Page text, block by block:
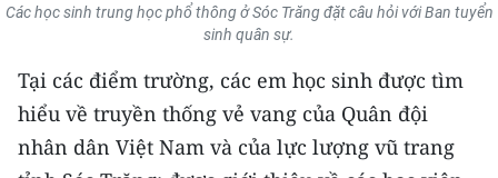
BẠN ĐỌC
KIỂM CHỨNG THÔNG TIN
TRI THỨC CHUYÊN SÂU
Các học sinh trung học phổ thông ở Sóc Trăng đặt câu hỏi với Ban tuyển
sinh quân sự.
Tại các điểm trường, các em học sinh được tìm
hiểu về truyền thống vẻ vang của Quân đội
nhân dân Việt Nam và của lực lượng vũ trang